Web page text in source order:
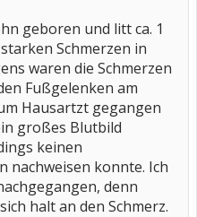
geboren und litt ca. 1
Schmerzen in
waren die Schmerzen
Fußgelenken am
Hausartzt gegangen
großes Blutbild
keinen
nachweisen konnte. Ich
denn
halt an den Schmerz.